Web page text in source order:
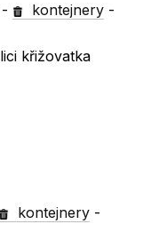
- kontejnery -
křižovatka
kontejnery -